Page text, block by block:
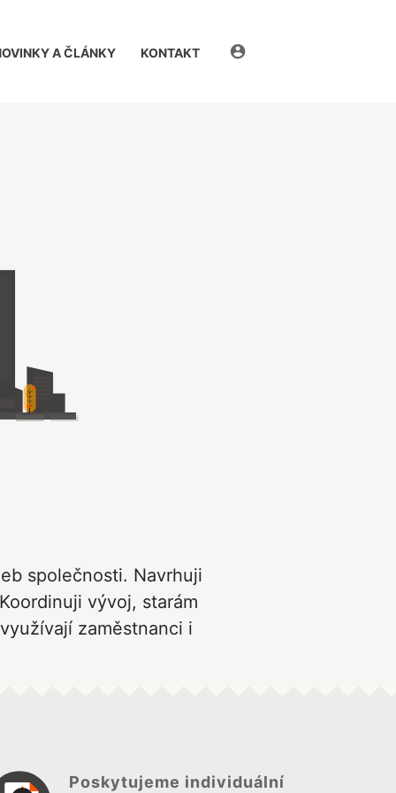
A ČLÁNKY KONTAKT eDomovník
společnosti. Navrhuji
vývoj, starám
zaměstnanci i
Poskytujeme individuální